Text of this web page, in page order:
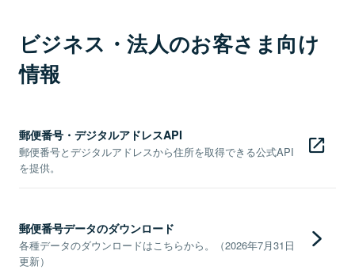
ビジネス・法人のお客さま向け
情報
郵便番号・デジタルアドレスAPI
郵便番号とデジタルアドレスから住所を取得できる公式API
を提供。
郵便番号データのダウンロード
各種データのダウンロードはこちらから。（2026年7月31日
更新）